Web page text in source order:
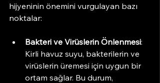
hijyeninin önemini vurgulayan bazı
noktalar:
Bakteri ve Virüslerin Önlenmesi:
Kirli havuz suyu, bakterilerin ve
virüslerin üremesi için uygun bir
ortam sağlar. Bu durum,